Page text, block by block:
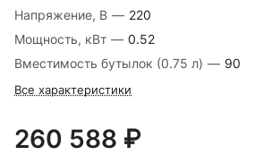
Напряжение, В — 220
Мощность, кВт — 0.52
Вместимость бутылок (0.75 л) — 90
Все характеристики
260 588 ₽